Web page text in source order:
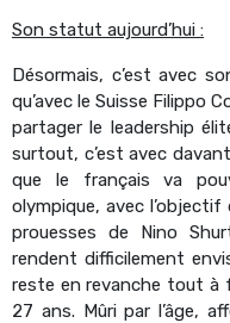
Son statut aujourd’hui :
Désormais, c’est avec
qu’avec le Suisse Filippo
partager le leadership
surtout, c’est avec
que le français va
olympique, avec l’objectif
prouesses de Nino
rendent difficilement
reste en revanche tout à
27 ans. Mûri par l’âge,